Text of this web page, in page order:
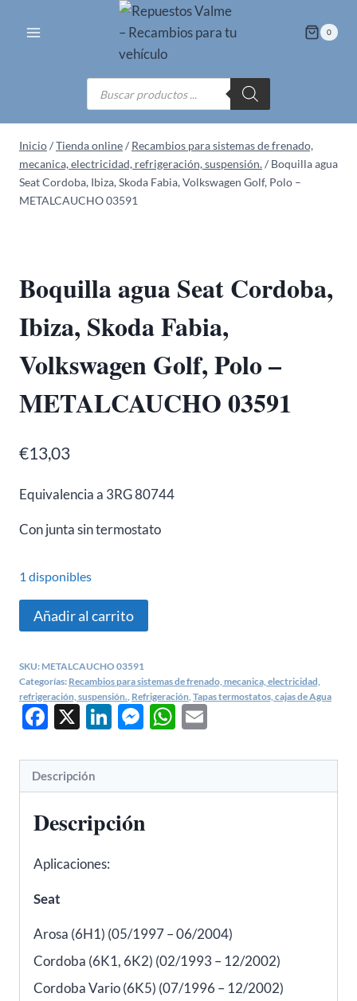
0
Búsqueda
de
productos
Inicio/Tienda online/ Recambios para sistemas de frenado,
mecanica, electricidad, refrigeración, suspensión./ Boquilla agua
Seat Cordoba, Ibiza, Skoda Fabia, Volkswagen Golf, Polo –
METALCAUCHO 03591
Boquilla agua Seat Cordoba,
Ibiza, Skoda Fabia,
Volkswagen Golf, Polo –
METALCAUCHO 03591
€13,03
Equivalencia a 3RG 80744
Con junta sin termostato
1 disponibles
Boquilla
agua
Cordoba,
Ibiza,
Skoda
Volkswagen
Golf,
03591
Añadir al carrito
SKU: METALCAUCHO 03591
Categorías: Recambios para sistemas de frenado, mecanica, electricidad,
refrigeración, suspensión. Refrigeración Tapas termostatos, cajas de Agua
Facebook
X LinkedIn
Messenger
WhatsApp
Descripción
Descripción
Aplicaciones:
Seat
Arosa (6H1) (05/1997 – 06/2004)
Cordoba (6K1, 6K2) (02/1993 – 12/2002)
Cordoba Vario (6K5) (07/1996 – 12/2002)